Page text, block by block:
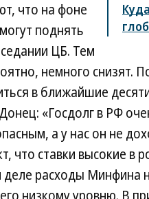
что на фоне
поднять
ЦБ. Тем
немного снизят.
в ближайшие
«Госдолг в РФ
а у нас он не
что ставки высокие в
деле расходы Минфина